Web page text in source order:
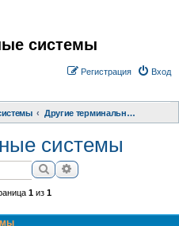
системы
Вход
Регистрация
Другие терминальные системы
системы
ПоискРасширенный поиск
1из 1